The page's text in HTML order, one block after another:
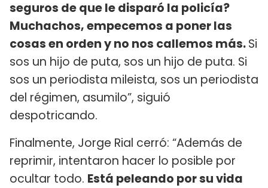
seguros de que le disparó la policía?
Muchachos, empecemos a poner las
cosas en orden y no nos callemos más.Si
sos un hijo de puta, sos un hijo de puta. Si
sos un periodista mileista, sos un periodista
del régimen, asumilo”, siguió
despotricando.
Finalmente, Jorge Rial cerró: “Además de
reprimir, intentaron hacer lo posible por
ocultar todo. Está peleando por su vida